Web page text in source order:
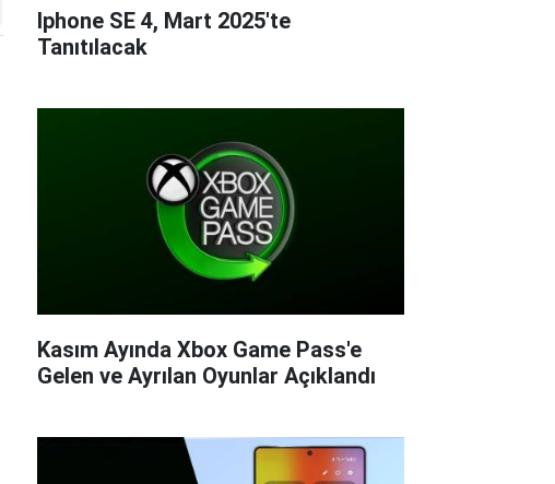
Iphone SE 4, Mart 2025'te
Tanıtılacak
Kasım Ayında Xbox Game Pass'e
Gelen ve Ayrılan Oyunlar Açıklandı